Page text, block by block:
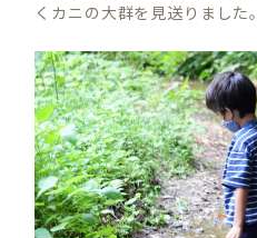
くカニの大群を見送りました。